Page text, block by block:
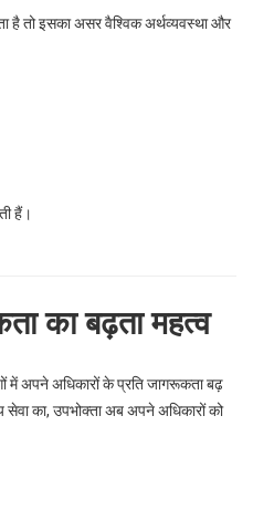
है तो इसका असर वैश्विक अर्थव्यवस्था और
हैं।
का बढ़ता महत्व
में अपने अधिकारों के प्रति जागरूकता बढ़
सेवा का, उपभोक्ता अब अपने अधिकारों को